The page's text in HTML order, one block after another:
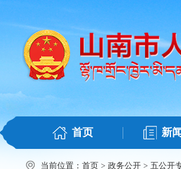
首页 新
当前位置： 首页 > 政务公开 > 五公开